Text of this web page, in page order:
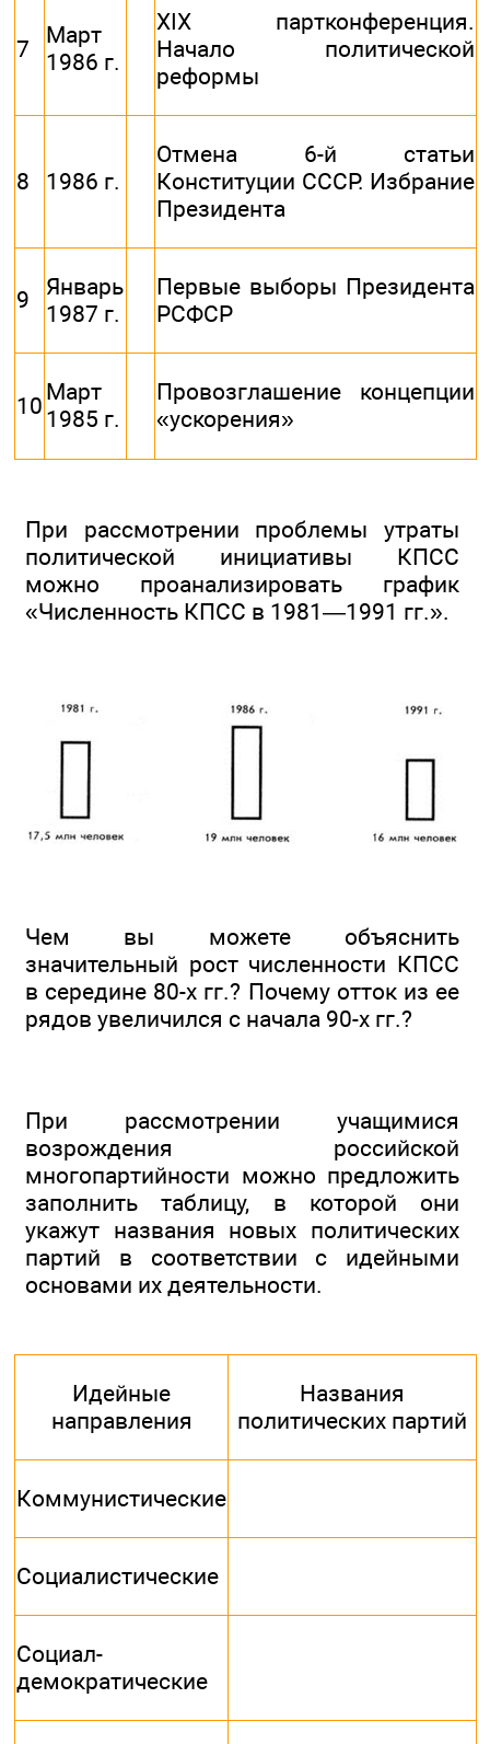
7
Март
1986 г.
XIX партконференция.
Начало политической
реформы
8 1986 г.
Отмена 6-й статьи
Конституции СССР. Избрание
Президента
9
Январь
1987 г.
Первые выборы Президента
РСФСР
10
Март
1985 г.
Провозглашение концепции
«ускорения»
При рассмотрении проблемы утраты
политической инициативы КПСС
можно проанализировать график
«Численность КПСС в 1981—1991 гг.».
Чем вы можете объяснить
значительный рост численности КПСС
в середине 80-х гг.? Почему отток из ее
рядов увеличился с начала 90-х гг.?
При рассмотрении учащимися
возрождения российской
многопартийности можно предложить
заполнить таблицу, в которой они
укажут названия новых политических
партий в соответствии с идейными
основами их деятельности.
Идейные
направления
Названия
политических партий
Коммунистические
Социалистические
Социал-
демократические